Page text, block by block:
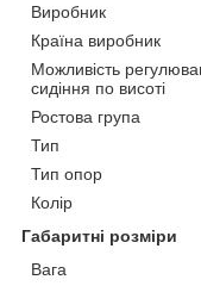
Виробник
Країна виробник
Можливість
сидіння по висоті
Ростова група
Тип
Тип опор
Колір
Габаритні розміри
Вага